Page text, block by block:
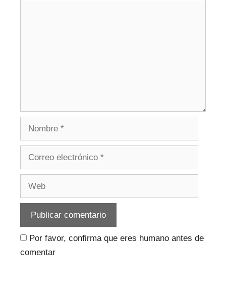
Por favor, confirma que eres humano antes de
comentar